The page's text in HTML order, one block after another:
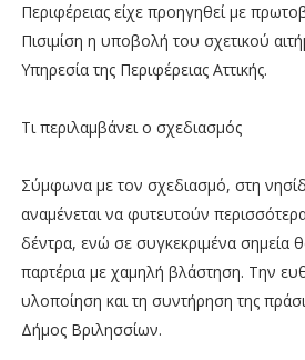
Περιφέρειας είχε προηγηθεί με
Πισιμίση η υποβολή του σχετικού
Υπηρεσία της Περιφέρειας Αττικής.
Τι περιλαμβάνει ο σχεδιασμός
Σύμφωνα με τον σχεδιασμό, στη
αναμένεται να φυτευτούν
δέντρα, ενώ σε συγκεκριμένα σημεία
παρτέρια με χαμηλή βλάστηση. Την
υλοποίηση και τη συντήρηση της
Δήμος Βριλησσίων.